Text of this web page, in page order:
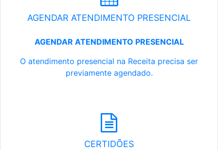
AGENDAR ATENDIMENTO PRESENCIAL
AGENDAR ATENDIMENTO PRESENCIAL
O atendimento presencial na Receita precisa ser
previamente agendado.
CERTIDÕES